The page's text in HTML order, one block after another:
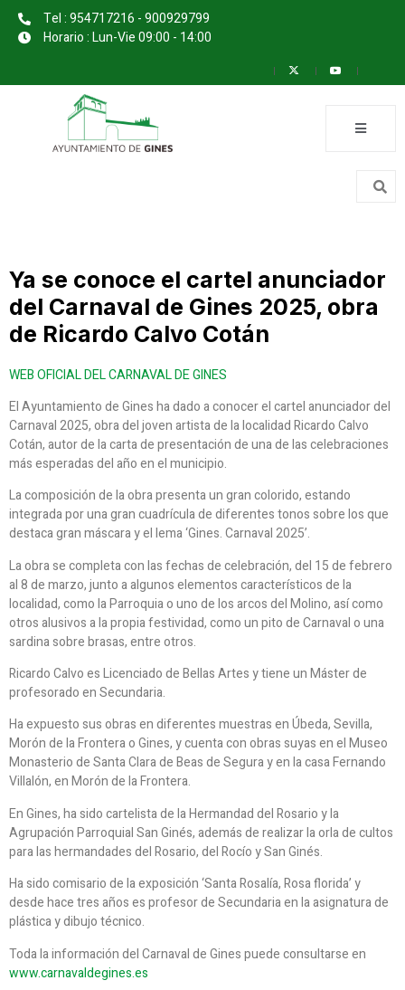
Tel : 954717216 - 900929799
Horario : Lun-Vie 09:00 - 14:00
Ya se conoce el cartel anunciador
del Carnaval de Gines 2025, obra
de Ricardo Calvo Cotán
WEB OFICIAL DEL CARNAVAL DE GINES
El Ayuntamiento de Gines ha dado a conocer el cartel anunciador del
Carnaval 2025, obra del joven artista de la localidad Ricardo Calvo
Cotán, autor de la carta de presentación de una de las celebraciones
más esperadas del año en el municipio.
La composición de la obra presenta un gran colorido, estando
integrada por una gran cuadrícula de diferentes tonos sobre los que
destaca gran máscara y el lema ‘Gines. Carnaval 2025’.
La obra se completa con las fechas de celebración, del 15 de febrero
al 8 de marzo, junto a algunos elementos característicos de la
localidad, como la Parroquia o uno de los arcos del Molino, así como
otros alusivos a la propia festividad, como un pito de Carnaval o una
sardina sobre brasas, entre otros.
Ricardo Calvo es Licenciado de Bellas Artes y tiene un Máster de
profesorado en Secundaria.
Ha expuesto sus obras en diferentes muestras en Úbeda, Sevilla,
Morón de la Frontera o Gines, y cuenta con obras suyas en el Museo
Monasterio de Santa Clara de Beas de Segura y en la casa Fernando
Villalón, en Morón de la Frontera.
En Gines, ha sido cartelista de la Hermandad del Rosario y la
Agrupación Parroquial San Ginés, además de realizar la orla de cultos
para las hermandades del Rosario, del Rocío y San Ginés.
Ha sido comisario de la exposición ‘Santa Rosalía, Rosa florida’ y
desde hace tres años es profesor de Secundaria en la asignatura de
plástica y dibujo técnico.
Toda la información del Carnaval de Gines puede consultarse en
www.carnavaldegines.es